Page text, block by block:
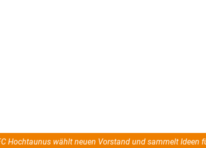
Hochtaunus wählt neuen Vorstand und sammelt Ideen